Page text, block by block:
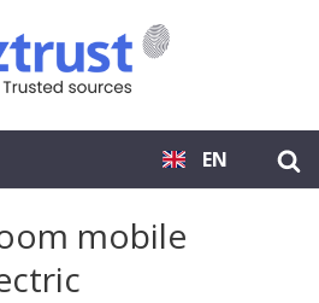
EN
mobile